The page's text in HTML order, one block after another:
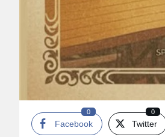
Facebook
0
Twitter
0